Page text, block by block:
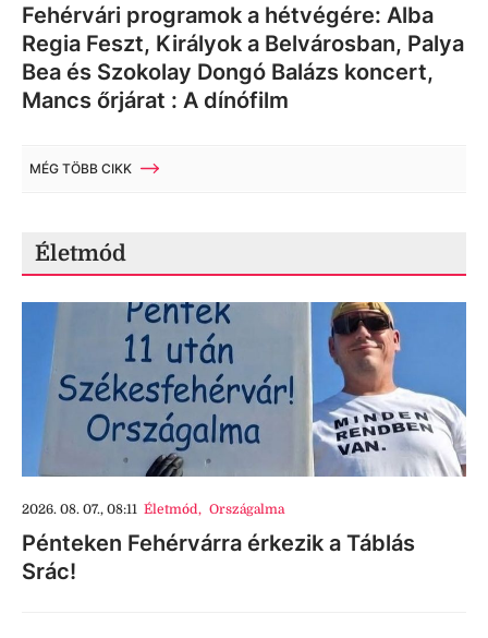
Fehérvári programok a hétvégére: Alba
Regia Feszt, Királyok a Belvárosban, Palya
Bea és Szokolay Dongó Balázs koncert,
Mancs őrjárat : A dínófilm
MÉG TÖBB CIKK
Életmód
2026. 08. 07., 08:11 Életmód, Országalma
Pénteken Fehérvárra érkezik a Táblás
Srác!